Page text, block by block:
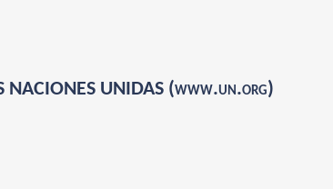
UNIDAS (www.un.org)